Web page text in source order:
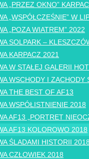
„PRZEZ OKNO”
„WSPÓŁCZEŚNIE” W
„POZA WIATREM” 2022
SOLPARK –
KARPACZ 2021
W STAŁEJ GALERII
WSCHODY I ZACHODY
THE BEST OF AF13
WSPÓŁISTNIENIE 2018
AF13 „PORTRET
AF13 KOLOROWO 2018
ŚLADAMI HISTORII 2018
CZŁOWIEK 2018